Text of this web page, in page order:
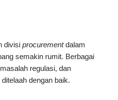
divisi procurementdalam
semakin rumit. Berbagai
regulasi, dan
dengan baik.